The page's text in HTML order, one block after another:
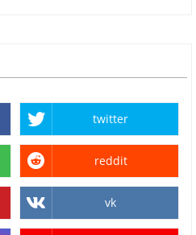
twitter
reddit
vk